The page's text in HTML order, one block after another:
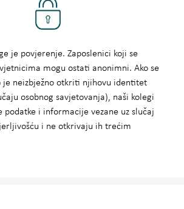
je povjerenje. Zaposlenici koji se
mogu ostati anonimni. Ako se
je neizbježno otkriti njihovu identitet
osobnog savjetovanja), naši kolegi
podatke i informacije vezane uz slučaj
i ne otkrivaju ih trećim